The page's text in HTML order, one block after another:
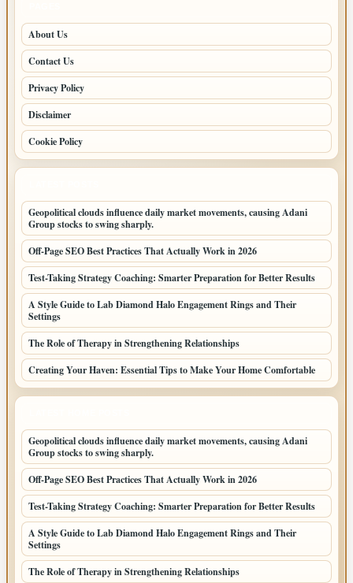
About Us
Contact Us
Privacy Policy
Disclaimer
Cookie Policy
Geopolitical clouds influence daily market movements, causing Adani
Group stocks to swing sharply.
Off-Page SEO Best Practices That Actually Work in 2026
Test-Taking Strategy Coaching: Smarter Preparation for Better Results
A Style Guide to Lab Diamond Halo Engagement Rings and Their
Settings
The Role of Therapy in Strengthening Relationships
Creating Your Haven: Essential Tips to Make Your Home Comfortable
Geopolitical clouds influence daily market movements, causing Adani
Group stocks to swing sharply.
Off-Page SEO Best Practices That Actually Work in 2026
Test-Taking Strategy Coaching: Smarter Preparation for Better Results
A Style Guide to Lab Diamond Halo Engagement Rings and Their
Settings
The Role of Therapy in Strengthening Relationships